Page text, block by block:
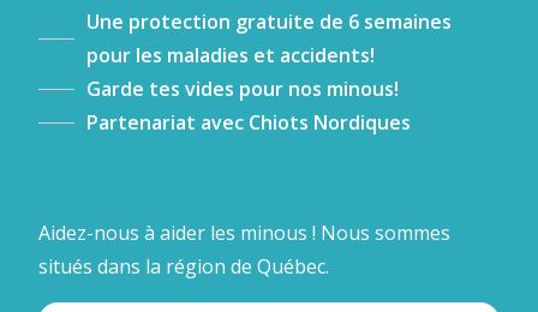
Une protection gratuite de 6 semaines
pour les maladies et accidents!
Garde tes vides pour nos minous!
Partenariat avec Chiots Nordiques
Aidez-nous à aider les minous ! Nous sommes
situés dans la région de Québec.